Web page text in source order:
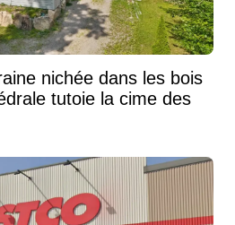
nichée dans les bois
tutoie la cime des